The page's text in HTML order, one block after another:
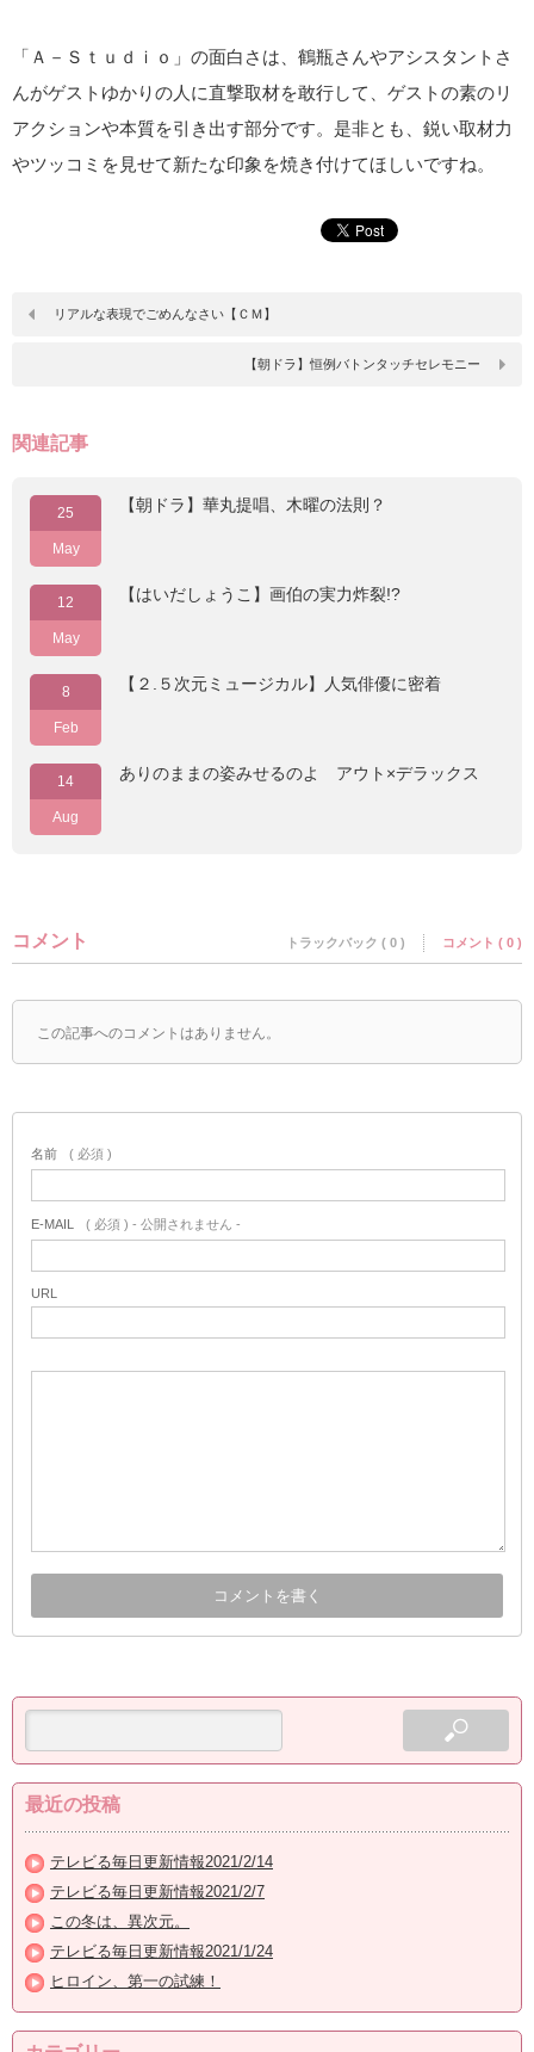
「Ａ－Ｓｔｕｄｉｏ」の面白さは、鶴瓶さんやアシスタントさ
んがゲストゆかりの人に直撃取材を敢行して、ゲストの素のリ
アクションや本質を引き出す部分です。是非とも、鋭い取材力
やツッコミを見せて新たな印象を焼き付けてほしいですね。
リアルな表現でごめんなさい【ＣＭ】
【朝ドラ】恒例バトンタッチセレモニー
関連記事
25
May
【朝ドラ】華丸提唱、木曜の法則？
12
May
【はいだしょうこ】画伯の実力炸裂!?
8
Feb
【２.５次元ミュージカル】人気俳優に密着
14
Aug
ありのままの姿みせるのよ アウト×デラックス
コメント トラックバック ( 0 ) コメント ( 0 )
この記事へのコメントはありません。
名前 ( 必須 )
E-MAIL ( 必須 ) - 公開されません -
URL
最近の投稿
テレビる毎日更新情報2021/2/14
テレビる毎日更新情報2021/2/7
この冬は、異次元。
テレビる毎日更新情報2021/1/24
ヒロイン、第一の試練！